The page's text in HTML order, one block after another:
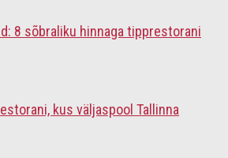
8 sõbraliku hinnaga tipprestorani
kus väljaspool Tallinna